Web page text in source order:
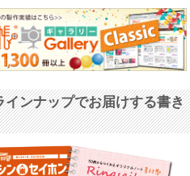
ンナップでお届けする書き